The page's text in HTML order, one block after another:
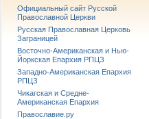
Официальный сайт Русской
Православной Церкви
Русская Православная Церковь
Заграницей
Восточно-Американская и Нью-
Йоркская Епархия РПЦЗ
Западно-Американская Епархия
РПЦЗ
Чикагская и Средне-
Американская Епархия
Православие.ру